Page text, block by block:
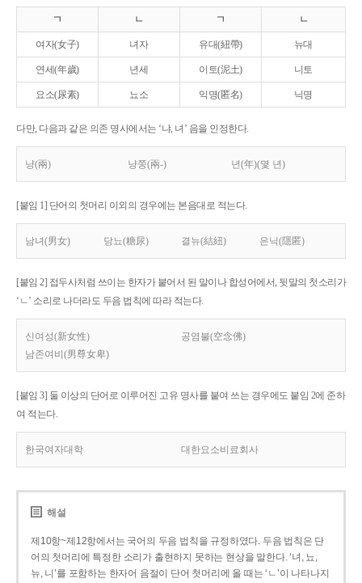
ㄱ ㄴ ㄱ ㄴ
여자(女子) 녀자 유대(紐帶) 뉴대
연세(年歲) 년세 이토(泥土) 니토
요소(尿素) 뇨소 익명(匿名) 닉명
다만, 다음과 같은 의존 명사에서는 ‘냐, 녀’ 음을 인정한다.
냥(兩) 냥쭝(兩-) 년(年)(몇 년)
[붙임 1] 단어의 첫머리 이외의 경우에는 본음대로 적는다.
남녀(男女) 당뇨(糖尿) 결뉴(結紐) 은닉(隱匿)
[붙임 2] 접두사처럼 쓰이는 한자가 붙어서 된 말이나 합성어에서, 뒷말의 첫소리가
‘ㄴ’ 소리로 나더라도 두음 법칙에 따라 적는다.
신여성(新女性)
공염불(空念佛)
남존여비(男尊女卑)
[붙임 3] 둘 이상의 단어로 이루어진 고유 명사를 붙여 쓰는 경우에도 붙임 2에 준하
여 적는다.
한국여자대학 대한요소비료회사
해설
제10항~제12항에서는 국어의 두음 법칙을 규정하였다. 두음 법칙은 단
어의 첫머리에 특정한 소리가 출현하지 못하는 현상을 말한다. ‘녀, 뇨,
뉴, 니’를 포함하는 한자어 음절이 단어 첫머리에 올 때는 ‘ㄴ’이 나타나지